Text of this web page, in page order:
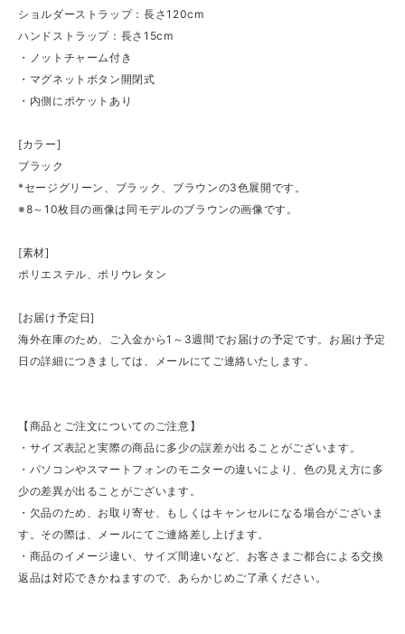
ショルダーストラップ：長さ120cm
ハンドストラップ：長さ15cm
・ノットチャーム付き
・マグネットボタン開閉式
・内側にポケットあり
[カラー]
ブラック
*セージグリーン、ブラック、ブラウンの3色展開です。
※8～10枚目の画像は同モデルのブラウンの画像です。
[素材]
ポリエステル、ポリウレタン
[お届け予定日]
海外在庫のため、ご入金から1～3週間でお届けの予定です。お届け予定
日の詳細につきましては、メールにてご連絡いたします。
【商品とご注文についてのご注意】
・サイズ表記と実際の商品に多少の誤差が出ることがございます。
・パソコンやスマートフォンのモニターの違いにより、色の見え方に多
少の差異が出ることがございます。
・欠品のため、お取り寄せ、もしくはキャンセルになる場合がございま
す。その際は、メールにてご連絡差し上げます。
・商品のイメージ違い、サイズ間違いなど、お客さまご都合による交換
返品は対応できかねますので、あらかじめご了承ください。